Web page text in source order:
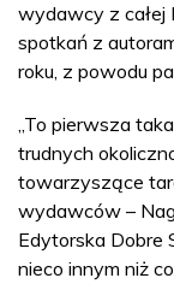
wydawcy z całej
spotkań z
roku, z powodu
„To pierwsza
trudnych
towarzyszące
wydawców –
Edytorska Dobre
nieco innym niż